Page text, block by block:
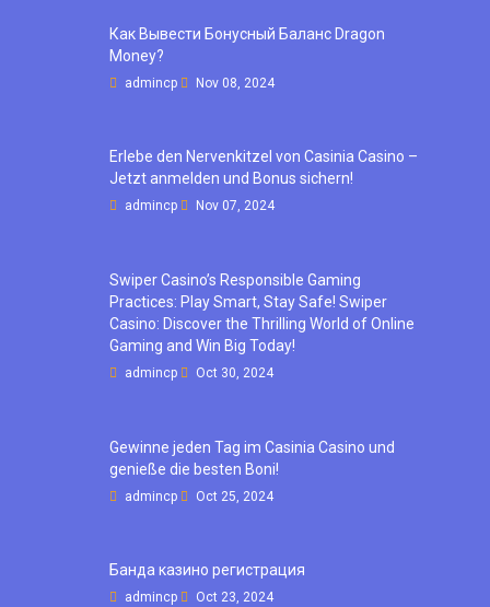
Как Вывести Бонусный Баланс Dragon
Money?
admincp Nov 08, 2024
Erlebe den Nervenkitzel von Casinia Casino –
Jetzt anmelden und Bonus sichern!
admincp Nov 07, 2024
Swiper Casino’s Responsible Gaming
Practices: Play Smart, Stay Safe! Swiper
Casino: Discover the Thrilling World of Online
Gaming and Win Big Today!
admincp Oct 30, 2024
Gewinne jeden Tag im Casinia Casino und
genieße die besten Boni!
admincp Oct 25, 2024
Банда казино регистрация
admincp Oct 23, 2024